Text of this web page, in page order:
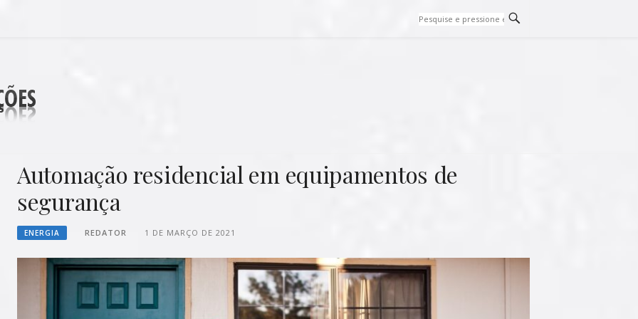
Automação residencial em equipamentos de
segurança
ENERGIA REDATOR 1 DE MARÇO DE 2021